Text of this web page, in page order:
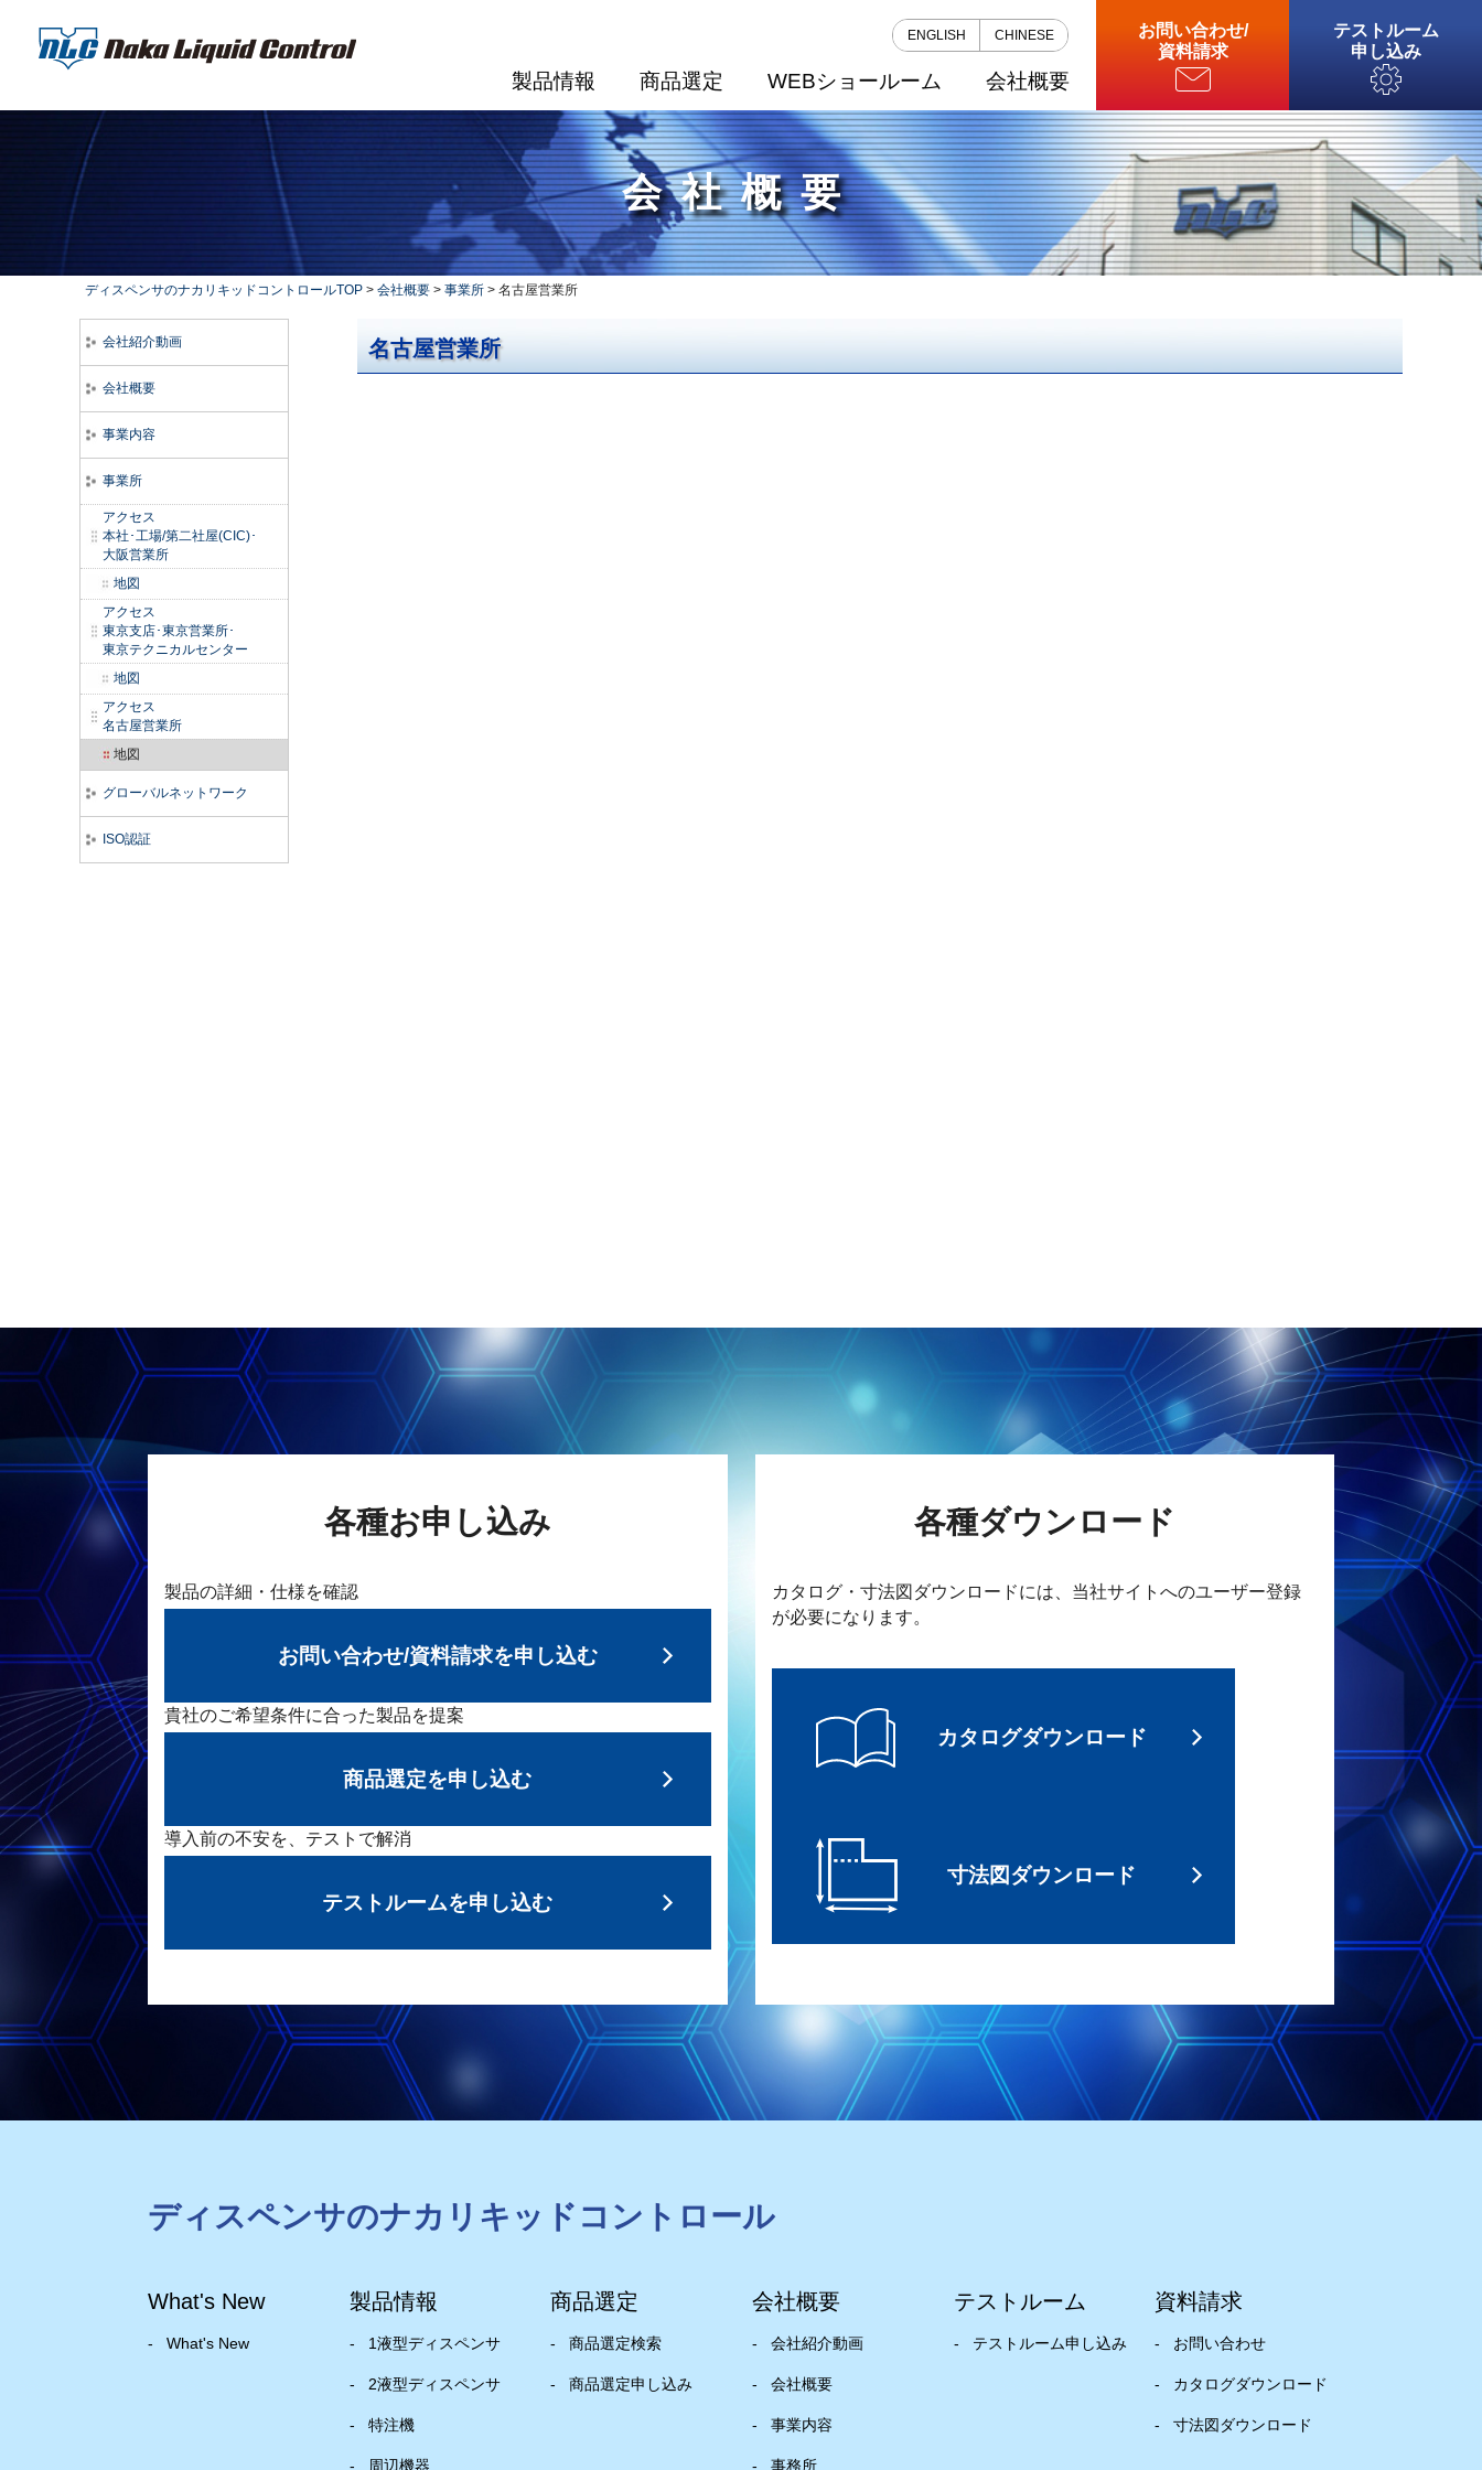
製品情報 商品選定 WEBショールーム 会社概要
ENGLISH CHINESE お問い合わせ/
資料請求
テストルーム
申し込み
会社概要
ディスペンサのナカリキッドコントロールTOP > 会社概要 > 事業所 > 名古屋営業所
会社紹介動画
会社概要
事業内容
事業所
アクセス
本社･工場/第二社屋(CIC)･
大阪営業所
地図
アクセス
東京支店･東京営業所･
東京テクニカルセンター
地図
アクセス
名古屋営業所
地図
グローバルネットワーク
ISO認証
名古屋営業所
各種お申し込み
製品の詳細・仕様を確認
お問い合わせ/資料請求を申し込む
貴社のご希望条件に合った製品を提案
商品選定を申し込む
導入前の不安を、テストで解消
テストルームを申し込む
各種ダウンロード
カタログ・寸法図ダウンロードには、当社サイトへのユーザー登録
が必要になります。
カタログダウンロード
寸法図ダウンロード
ディスペンサのナカリキッドコントロール
What's New
What's New
製品情報
1液型ディスペンサ
2液型ディスペンサ
特注機
周辺機器
商品選定
商品選定検索
商品選定申し込み
会社概要
会社紹介動画
会社概要
事業内容
事務所
テストルーム
テストルーム申し込み
資料請求
お問い合わせ
カタログダウンロード
寸法図ダウンロード